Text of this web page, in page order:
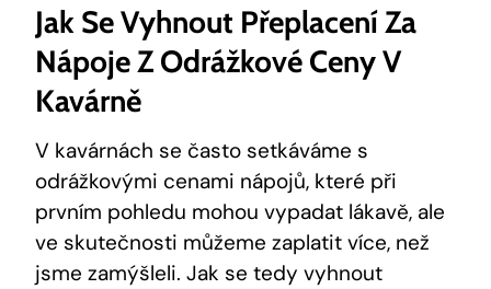
Jak Se Vyhnout Přeplacení Za
Nápoje Z Odrážkové Ceny V
Kavárně
V kavárnách se často setkáváme s
odrážkovými cenami nápojů, které při
prvním pohledu mohou vypadat lákavě, ale
ve skutečnosti můžeme zaplatit více, než
jsme zamýšleli. Jak se tedy vyhnout